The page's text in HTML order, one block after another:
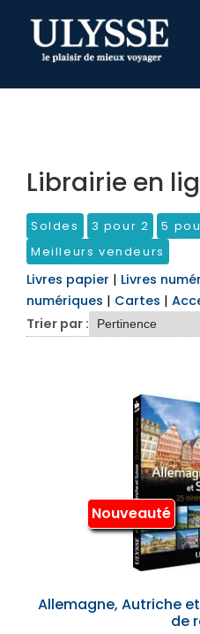
TEST
Librairie en
Soldes 3 pour 2
5
Meilleurs vendeurs
Livres papier | Livres
numériques | Cartes |
Trier par :
Nouveauté
Allemagne, Autriche
de